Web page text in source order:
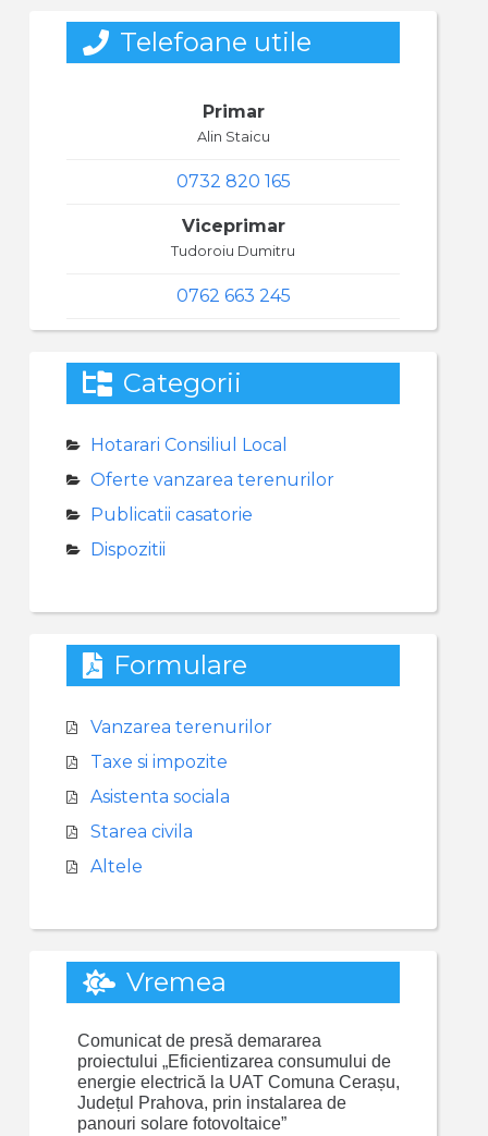
Telefoane utile
Primar
Alin Staicu
0732 820 165
Viceprimar
Tudoroiu Dumitru
0762 663 245
Categorii
Hotarari Consiliul Local
Oferte vanzarea terenurilor
Publicatii casatorie
Dispozitii
Formulare
Vanzarea terenurilor
Taxe si impozite
Asistenta sociala
Starea civila
Altele
Vremea
Comunicat de presă demararea
proiectului „Eficientizarea consumului de
energie electrică la UAT Comuna Cerașu,
Județul Prahova, prin instalarea de
panouri solare fotovoltaice”